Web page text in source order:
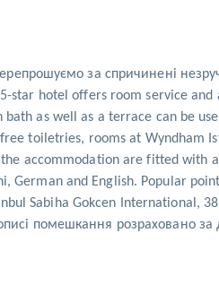
за спричинені
hotel offers room service and
as well as a terrace can be
toiletries, rooms at Wyndham
accommodation are fitted with
German and English. Popular
Sabiha Gokcen International,
помешкання розраховано